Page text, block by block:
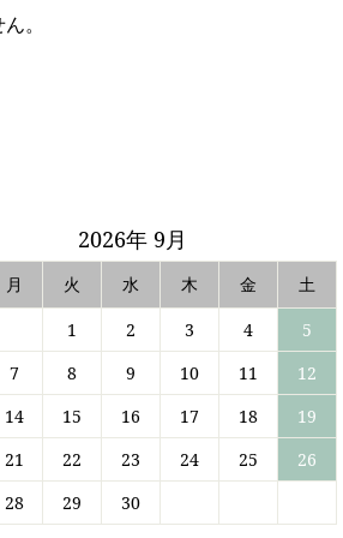
。
2026年 9月
月 火 水 木 金
土
1
2 3 4
5
7
8 9 10 11
12
14
15 16 17 18
19
21
22 23 24 25
26
28
29 30